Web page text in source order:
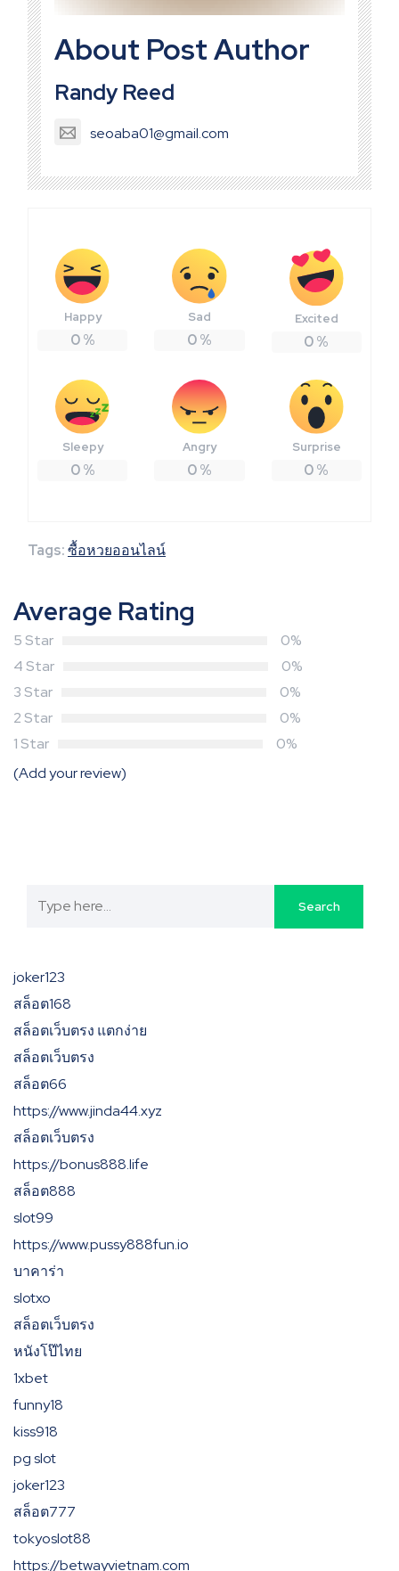
About Post Author
Randy Reed
seoaba01@gmail.com
Happy
0%
Sad
0%
Excited
0%
Sleepy
0%
Angry
0%
Surprise
0%
Tags:ซื้อหวยออนไลน์
Average Rating
5 Star
0%
4 Star
0%
3 Star
0%
2 Star
0%
1 Star
0%
(Add your review)
joker123
สล็อต168
สล็อตเว็บตรง แตกง่าย
สล็อตเว็บตรง
สล็อต66
https://www.jinda44.xyz
สล็อตเว็บตรง
https://bonus888.life
สล็อต888
slot99
https://www.pussy888fun.io
บาคาร่า
slotxo
สล็อตเว็บตรง
หนังโป๊ไทย
1xbet
funny18
kiss918
pg slot
joker123
สล็อต777
tokyoslot88
https://betwayvietnam.com